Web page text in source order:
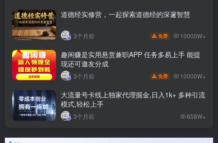
道德经实修营，一起探索道德经的深邃智慧
3个月前 免费 10000W+
趣闲赚是实用悬赏兼职APP 任务多易上手 能提
现还可邀友分成
3个月前 免费 10000W+
大流量号卡线上独家代理掘金,日入1k+ 多种引流
模式,轻松上手
3个月前 658W+